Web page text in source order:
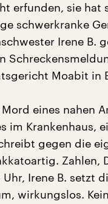
erfunden, sie hat
schwerkranke
Irene B.
Moabit in
eines nahen
im Krankenhaus,
gegen die
Zahlen,
Uhr, Irene B. setzt
wirkungslos.